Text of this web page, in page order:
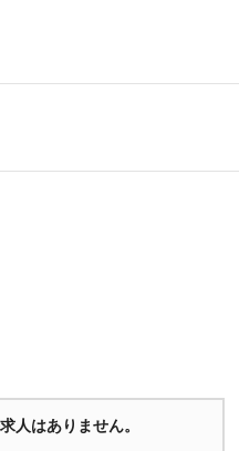
人はありません。